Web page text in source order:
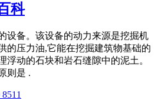
科
设备。该设备的动力来源是挖掘机
的压力油,它能在挖掘建筑物基础的
浮动的石块和岩石缝隙中的泥土。
则是 .